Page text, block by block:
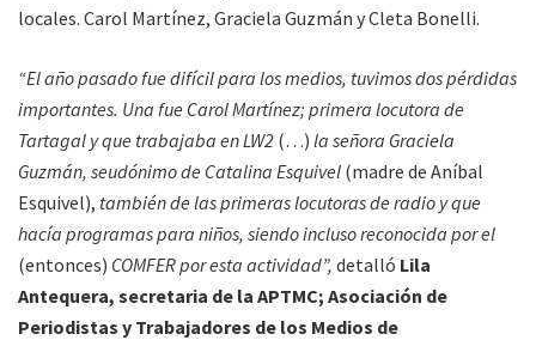
locales. Carol Martínez, Graciela Guzmán y Cleta Bonelli.
“El año pasado fue difícil para los medios, tuvimos dos pérdidas
importantes. Una fue Carol Martínez; primera locutora de
Tartagal y que trabajaba en LW2 (…) la señora Graciela
Guzmán, seudónimo de Catalina Esquivel (madre de Aníbal
Esquivel), también de las primeras locutoras de radio y que
hacía programas para niños, siendo incluso reconocida por el
(entonces) COMFER por esta actividad”, detalló Lila
Antequera, secretaria de la APTMC; Asociación de
Periodistas y Trabajadores de los Medios de